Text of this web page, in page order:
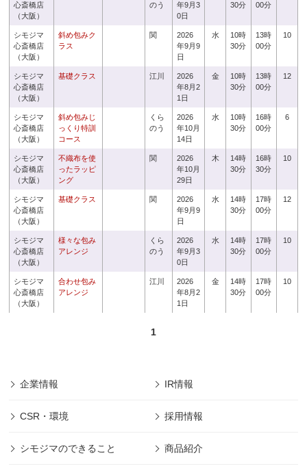
心斎橋店
（大阪）
のう
年9月3
0日
30分
00分
シモジマ
心斎橋店
（大阪）
斜め包みク
ラス
関
2026
年9月9
日
水
10時
30分
13時
00分
10
シモジマ
心斎橋店
（大阪）
基礎クラス 江川
2026
年8月2
1日
金
10時
30分
13時
00分
12
シモジマ
心斎橋店
（大阪）
斜め包みじ
っくり特訓
コース
くら
のう
2026
年10月
14日
水
10時
30分
16時
00分
6
シモジマ
心斎橋店
（大阪）
不織布を使
ったラッピ
ング
関
2026
年10月
29日
木
14時
30分
16時
30分
10
シモジマ
心斎橋店
（大阪）
基礎クラス 関
2026
年9月9
日
水
14時
30分
17時
00分
12
シモジマ
心斎橋店
（大阪）
様々な包み
アレンジ
くら
のう
2026
年9月3
0日
水
14時
30分
17時
00分
10
シモジマ
心斎橋店
（大阪）
合わせ包み
アレンジ
江川
2026
年8月2
1日
金
14時
30分
17時
00分
10
1
企業情報 IR情報
CSR・環境 採用情報
シモジマのできること 商品紹介